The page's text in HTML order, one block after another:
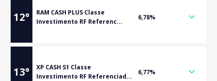
12°
RAM CASH PLUS Classe
Investimento RF Referenc...
6,78%
13°
XP CASH S1 Classe
Investimento RF Referenciad...
6,77%